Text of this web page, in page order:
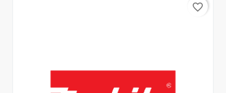
favorite_border